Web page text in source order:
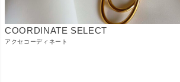
COORDINATE SELECT
アクセコーディネート